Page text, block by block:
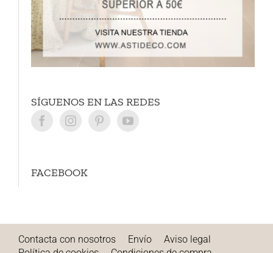
SÍGUENOS EN LAS REDES
FACEBOOK
Contacta con nosotros Envío
Aviso legal